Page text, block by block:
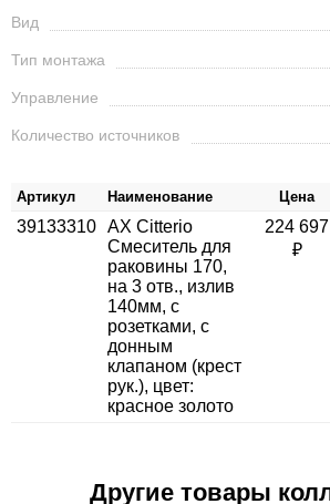
Вид
Тип монтажа
Управление
Количество источников
Артикул Наименование Цена
39133310 AX Citterio
Смеситель для
раковины 170,
на 3 отв., излив
140мм, с
розетками, с
донным
клапаном (крест
рук.), цвет:
красное золото
224 697
₽